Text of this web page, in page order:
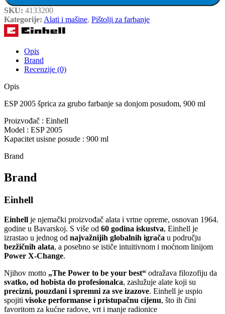
SKU: 4133200
Kategorije: Alati i mašine, Pištolji za farbanje
Opis
Brand
Recenzije (0)
Opis
ESP 2005 šprica za grubo farbanje sa donjom posudom, 900 ml
Proizvođač : Einhell
Model : ESP 2005
Kapacitet usisne posude : 900 ml
Brand
Brand
Einhell
Einhell je njemački proizvođač alata i vrtne opreme, osnovan 1964.
godine u Bavarskoj. S više od 60 godina iskustva, Einhell je
izrastao u jednog od najvažnijih globalnih igrača u području
bezžičnih alata, a posebno se ističe intuitivnom i moćnom linijom
Power X‑Change.
Njihov motto „The Power to be your best“ odražava filozofiju da
svatko, od hobista do profesionalca, zaslužuje alate koji su
precizni, pouzdani i spremni za sve izazove. Einhell je uspio
spojiti visoke performanse i pristupačnu cijenu, što ih čini
favoritom za kućne radove, vrt i manje radionice